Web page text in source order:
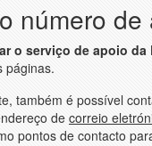
número
o serviço de apoio da
páginas.
também é possível
de correio
pontos de contacto